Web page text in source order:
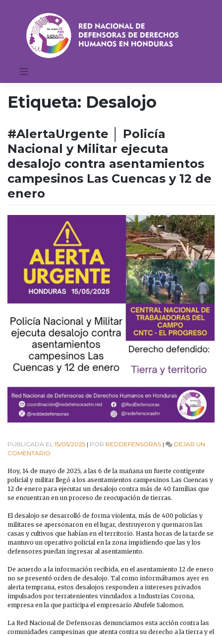
Etiqueta: Desalojo
#AlertaUrgente │ Policía
Nacional y Militar ejecuta
desalojo contra asentamientos
campesinos Las Cuencas y 12 de
enero
PUBLICADA EL 15/05/2025 | POR REDDEFENSORAS |
DEJAR UN
COMENTARIO
│
POLICÍA
NACIONAL
Y
EJECUTA
DESALOJO
CONTRA
ASENTAMIENTOS
CAMPESINOS
CUENCAS
Y
12
DE
ENERO
Hoy, 14 de mayo de 2025, a las 6 de la mañana un fuerte contigente
policial y militar llegó a los asentamientos campesinos Las Cuencas y
12 de enero para ejecutar un desalojo contra más de 40 familias que
se encuentran en un proceso de reocupación de tierras.
El desalojo se desarrolló de forma violenta, más de 400 policías y
militares se apersonaron en el lugar, destruyeron y quemaron las
casas y cultivos que habían en el territorio. Hasta horas de la tarde se
mantuvo un operativo policial en la zona impidiendo que las y los
defensores puedan ingresar al asentamiento.
De acuerdo a la información recibida, en el asentamiento 12 de enero
no se presentó orden de desalojo. Tal como informábamos ayer en
alerta temprana, estos desalojos responden a intereses privados
impulsados por terratenientes vinculados a Industrias Corona,
empresa en la que participa el empresario Abufele Salomon.
La Red Nacional de Defensoras denunciamos esta acción contra las
comunidades campesinas que atenta contra su derecho a la tierra y el